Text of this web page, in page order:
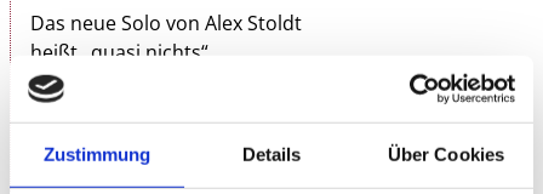
Zustimmung Details Über Cookies
Das neue Solo von Alex Stoldt
heißt „quasi nichts“
und der Titel verspricht auf jeden Fall nicht zuviel!